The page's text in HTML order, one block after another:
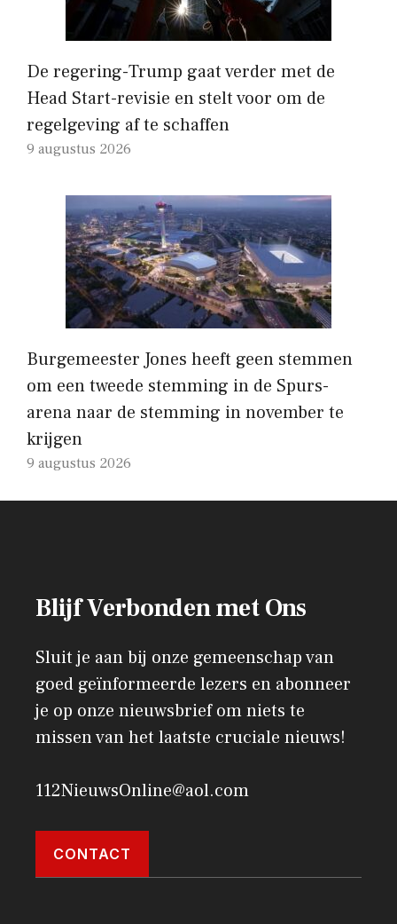
De regering-Trump gaat verder met de
Head Start-revisie en stelt voor om de
regelgeving af te schaffen
9 augustus 2026
Burgemeester Jones heeft geen stemmen
om een ​​tweede stemming in de Spurs-
arena naar de stemming in november te
krijgen
9 augustus 2026
Blijf Verbonden met Ons
Sluit je aan bij onze gemeenschap van
goed geïnformeerde lezers en abonneer
je op onze nieuwsbrief om niets te
missen van het laatste cruciale nieuws!
112NieuwsOnline@aol.com
CONTACT